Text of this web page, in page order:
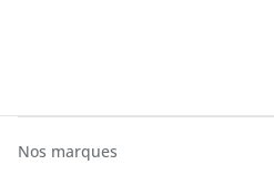
Nos marques